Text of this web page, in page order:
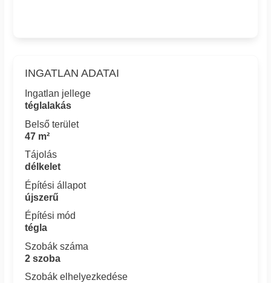
INGATLAN ADATAI
Ingatlan jellege
téglalakás
Belső terület
47 m²
Tájolás
délkelet
Építési állapot
újszerű
Építési mód
tégla
Szobák száma
2 szoba
Szobák elhelyezkedése